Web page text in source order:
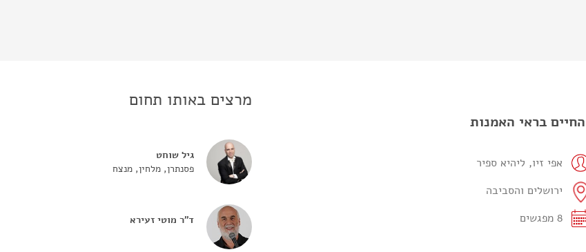
החיים בראי האמנות
אפי זיו, ליהיא ספיר
ירושלים והסביבה
8 מפגשים
מרצים באותו תחום
גיל שוחט
פסנתרן, מלחין, מנצח
ד"ר מוטי זעירא